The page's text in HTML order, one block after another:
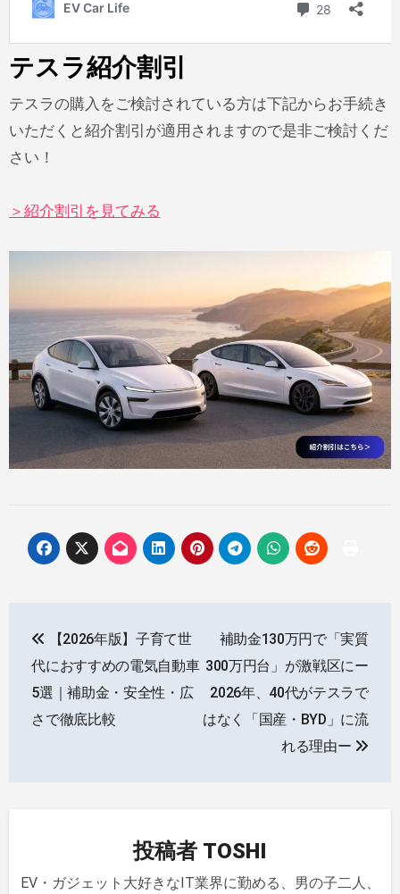
テスラ紹介割引
テスラの購入をご検討されている方は下記からお手続き
いただくと紹介割引が適用されますので是非ご検討くだ
さい！
＞紹介割引を見てみる
稿
ナ
ビ
ョ
【2026年版】子育て世
代におすすめの電気自動車
5選｜補助金・安全性・広
さで徹底比較
補助金130万円で「実質
300万円台」が激戦区にー
2026年、40代がテスラで
はなく「国産・BYD」に流
れる理由ー
投稿者 TOSHI
EV・ガジェット大好きなIT業界に勤める、男の子二人、